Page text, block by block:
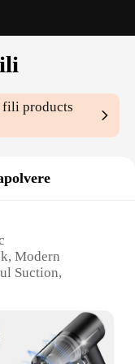
fili products
Modern
Suction,
Compact and